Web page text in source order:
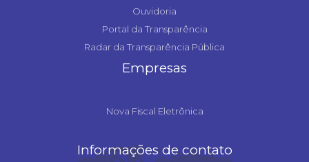
Ouvidoria
Portal da Transparência
Radar da Transparência Pública
Empresas
Nova Fiscal Eletrônica
Informações de contato